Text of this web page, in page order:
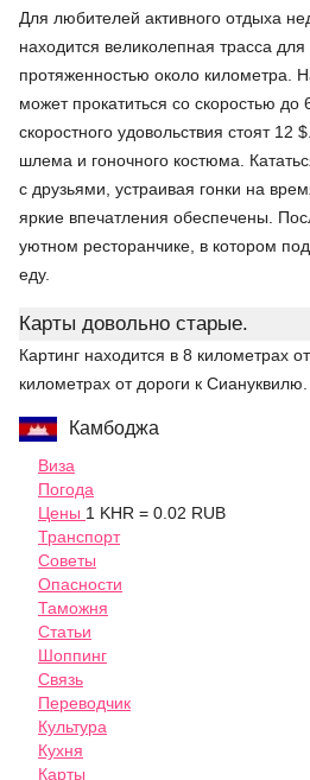
Для любителей активного отдыха
находится великолепная трасса для
протяженностью около
может прокатиться со скоростью до
скоростного удовольствия стоят
шлема и гоночного костюма.
с друзьями, устраивая гонки на
яркие впечатления обеспечены.
уютном ресторанчике, в котором
еду.
Карты довольно старые.
Картинг находится в 8 километрах
километрах от дороги к Сиануквилю.
Камбоджа
Виза
Погода
Цены 1 KHR = 0.02 RUB
Транспорт
Советы
Опасности
Таможня
Статьи
Шоппинг
Связь
Переводчик
Культура
Кухня
Карты